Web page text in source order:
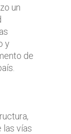
un
y
de
las vías